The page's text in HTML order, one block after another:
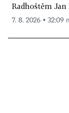
Radhoštěm Jan
7. 8. 2026 ▪ 32:09